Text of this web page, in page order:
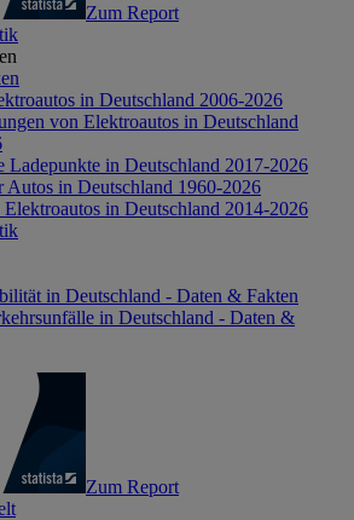
Zum Report
in Deutschland 2006-2026
von Elektroautos in Deutschland
Ladepunkte in Deutschland 2017-2026
Autos in Deutschland 1960-2026
in Deutschland 2014-2026
in Deutschland - Daten & Fakten
in Deutschland - Daten &
Zum Report